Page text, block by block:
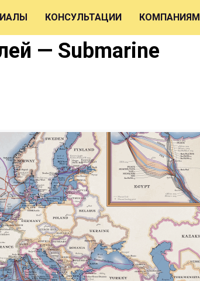
КОНСУЛЬТАЦИИ КОМПАНИЯМ
— Submarine